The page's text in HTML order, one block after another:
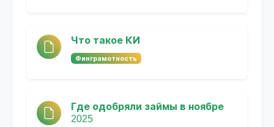
Что такое КИ
Финграмотность
Где одобряли займы в ноябре
2025